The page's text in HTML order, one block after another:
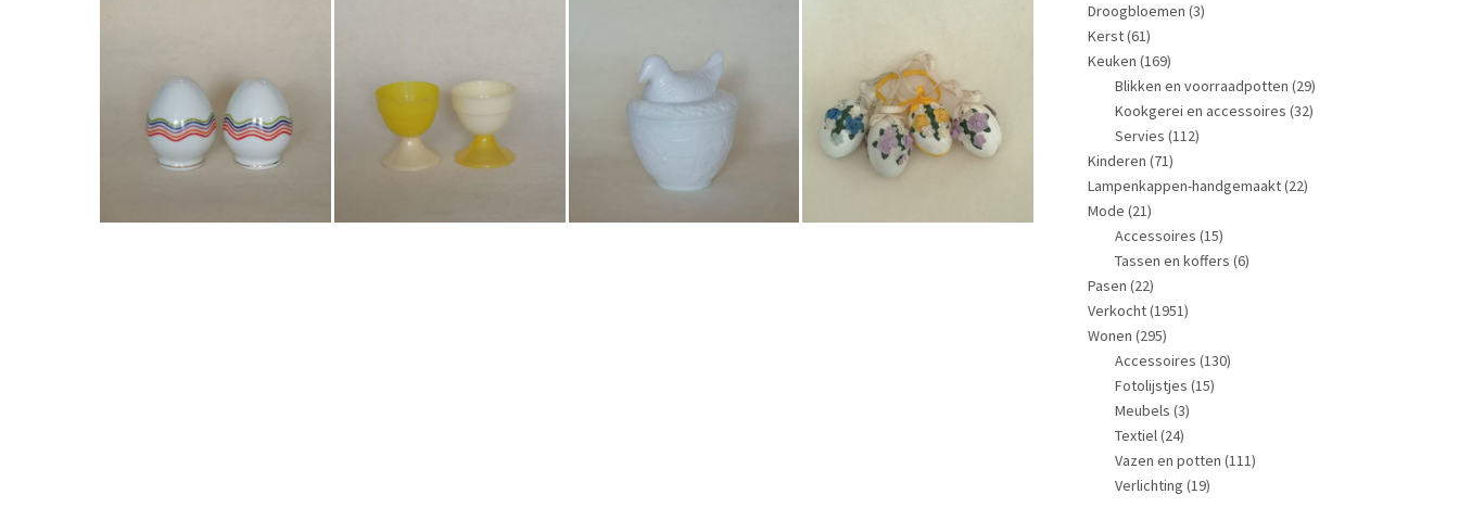
€9,50 €4,50 14,50 €9,50
Droogbloemen (3)
Kerst(61)
Keuken (169)
Blikken en voorraadpotten (29)
Kookgerei en accessoires (32)
Servies (112)
Kinderen (71)
Lampenkappen-handgemaakt(22)
Mode (21)
Accessoires (15)
Tassen en koffers (6)
Pasen (22)
Verkocht(1951)
Wonen (295)
Accessoires (130)
Fotolijstjes (15)
Meubels (3)
Textiel(24)
Vazen en potten (111)
Verlichting (19)